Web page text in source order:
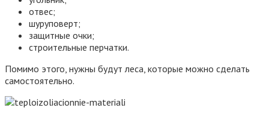
отвес;
шуруповерт;
защитные очки;
строительные перчатки.
Помимо этого, нужны будут леса, которые можно сделать
самостоятельно.